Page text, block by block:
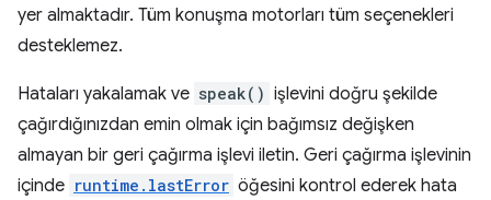
yer almaktadır. Tüm konuşma motorları tüm seçenekleri
desteklemez.
Hataları yakalamak ve speak() işlevini doğru şekilde
çağırdığınızdan emin olmak için bağımsız değişken
almayan bir geri çağırma işlevi iletin. Geri çağırma işlevinin
içinde runtime.lastError öğesini kontrol ederek hata